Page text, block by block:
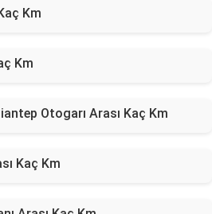
Km
Km
Otogarı Arası Kaç Km
Kaç Km